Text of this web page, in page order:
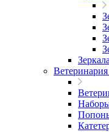
Ветеринария